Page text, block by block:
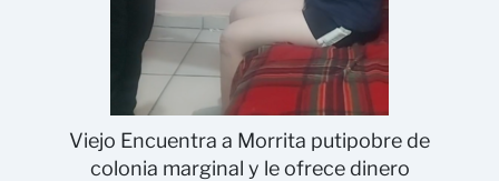
Viejo Encuentra a Morrita putipobre de
colonia marginal y le ofrece dinero